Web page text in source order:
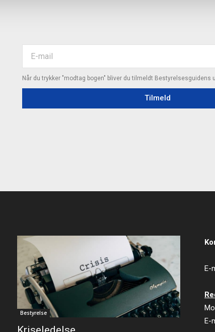
Når du trykker "modtag bogen" bliver du tilmeldt Bestyrelsesguidens
Tilmeld
Bestyrelse
E-
E-